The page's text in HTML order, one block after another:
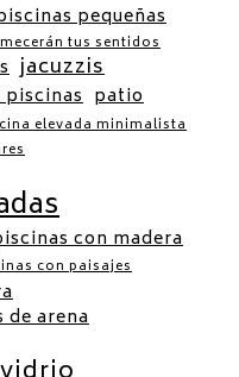
pequeñas
tus sentidos
jacuzzis
patio
elevada minimalista
con madera
con paisajes
de arena